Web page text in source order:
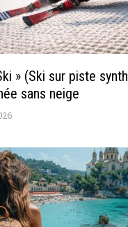
» (Ski sur piste
sans neige